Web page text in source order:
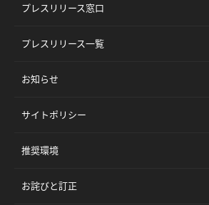
プレスリリース窓口
プレスリリース一覧
お知らせ
サイトポリシー
推奨環境
お詫びと訂正